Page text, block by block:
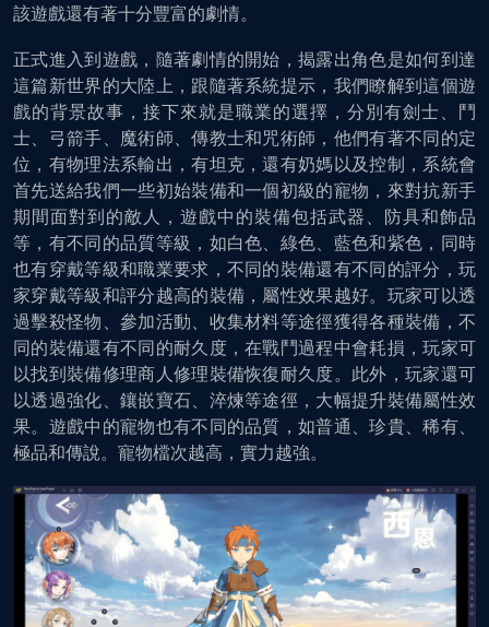
該遊戲還有著十分豐富的劇情。
正式進入到遊戲，隨著劇情的開始，揭露出角色是如何到達
這篇新世界的大陸上，跟隨著系統提示，我們瞭解到這個遊
戲的背景故事，接下來就是職業的選擇，分別有劍士、鬥
士、弓箭手、魔術師、傳教士和咒術師，他們有著不同的定
位，有物理法系輸出，有坦克，還有奶媽以及控制，系統會
首先送給我們一些初始裝備和一個初級的寵物，來對抗新手
期間面對到的敵人，遊戲中的裝備包括武器、防具和飾品
等，有不同的品質等級，如白色、綠色、藍色和紫色，同時
也有穿戴等級和職業要求，不同的裝備還有不同的評分，玩
家穿戴等級和評分越高的裝備，屬性效果越好。玩家可以透
過擊殺怪物、參加活動、收集材料等途徑獲得各種裝備，不
同的裝備還有不同的耐久度，在戰鬥過程中會耗損，玩家可
以找到裝備修理商人修理裝備恢復耐久度。此外，玩家還可
以透過強化、鑲嵌寶石、淬煉等途徑，大幅提升裝備屬性效
果。遊戲中的寵物也有不同的品質，如普通、珍貴、稀有、
極品和傳說。寵物檔次越高，實力越強。